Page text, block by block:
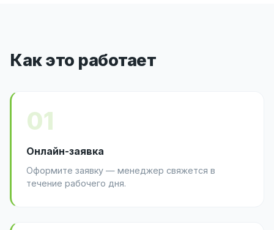
Как это работает
01
Онлайн-заявка
Оформите заявку — менеджер свяжется в
течение рабочего дня.